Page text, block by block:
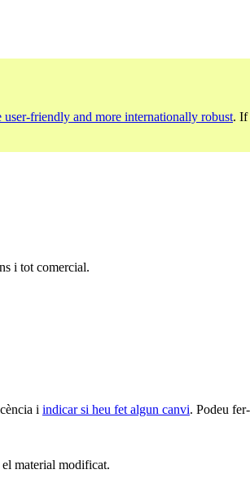
user-friendly and more internationally robust. If
i tot comercial.
i indicar si heu fet algun canvi. Podeu
material modificat.